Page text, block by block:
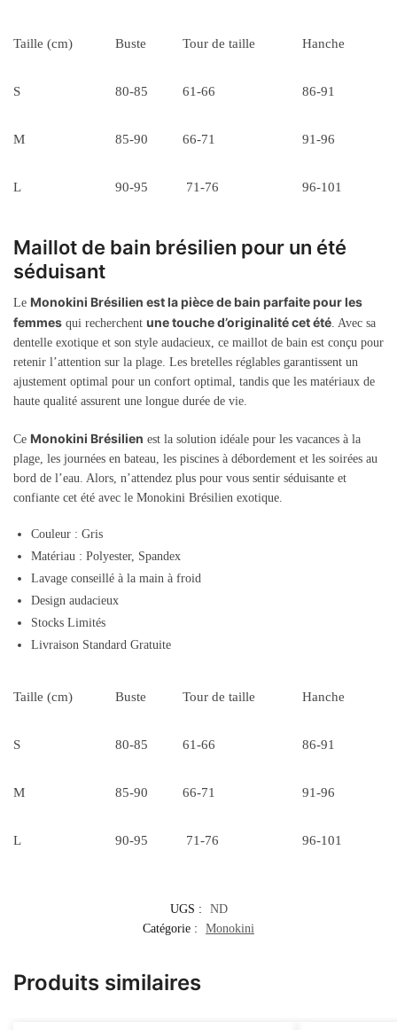
Taille (cm) Buste Tour de taille Hanche
S 80-85 61-66 86-91
M 85-90 66-71 91-96
L 90-95 71-76 96-101
Maillot de bain brésilien pour un été
séduisant
Le Monokini Brésilien est la pièce de bain parfaite pour les
femmes qui recherchent une touche d’originalité cet été. Avec sa
dentelle exotique et son style audacieux, ce maillot de bain est conçu pour
retenir l’attention sur la plage. Les bretelles réglables garantissent un
ajustement optimal pour un confort optimal, tandis que les matériaux de
haute qualité assurent une longue durée de vie.
Ce Monokini Brésilien est la solution idéale pour les vacances à la
plage, les journées en bateau, les piscines à débordement et les soirées au
bord de l’eau. Alors, n’attendez plus pour vous sentir séduisante et
confiante cet été avec le Monokini Brésilien exotique.
Couleur : Gris
Matériau : Polyester, Spandex
Lavage conseillé à la main à froid
Design audacieux
Stocks Limités
Livraison Standard Gratuite
Taille (cm) Buste Tour de taille Hanche
S 80-85 61-66 86-91
M 85-90 66-71 91-96
L 90-95 71-76 96-101
UGS :
ND
Catégorie :
Monokini
Produits similaires